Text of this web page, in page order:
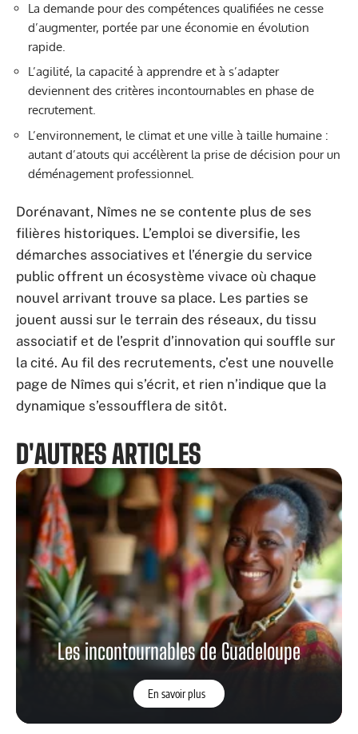
La demande pour des compétences qualifiées ne cesse
d’augmenter, portée par une économie en évolution
rapide.
L’agilité, la capacité à apprendre et à s’adapter
deviennent des critères incontournables en phase de
recrutement.
L’environnement, le climat et une ville à taille humaine :
autant d’atouts qui accélèrent la prise de décision pour un
déménagement professionnel.
Dorénavant, Nîmes ne se contente plus de ses
filières historiques. L’emploi se diversifie, les
démarches associatives et l’énergie du service
public offrent un écosystème vivace où chaque
nouvel arrivant trouve sa place. Les parties se
jouent aussi sur le terrain des réseaux, du tissu
associatif et de l’esprit d’innovation qui souffle sur
la cité. Au fil des recrutements, c’est une nouvelle
page de Nîmes qui s’écrit, et rien n’indique que la
dynamique s’essoufflera de sitôt.
D'AUTRES ARTICLES
Les incontournables de Guadeloupe
En savoir plus